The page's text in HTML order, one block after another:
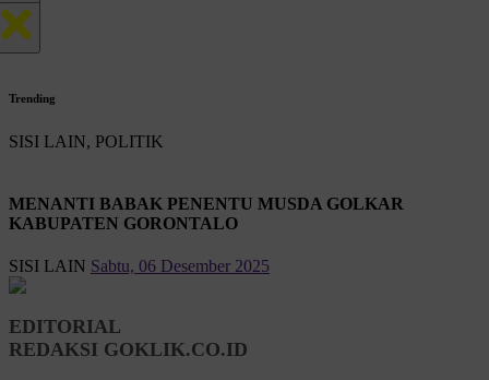
Trending
SISI LAIN, POLITIK
MENANTI BABAK PENENTU MUSDA GOLKAR
KABUPATEN GORONTALO
SISI LAIN Sabtu, 06 Desember 2025
EDITORIAL
REDAKSI GOKLIK.CO.ID